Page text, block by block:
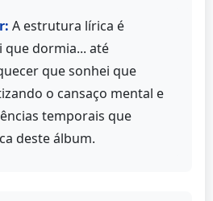
A estrutura lírica é
que dormia... até
que sonhei que
o cansaço mental e
temporais que
deste álbum.